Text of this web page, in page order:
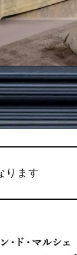
ります